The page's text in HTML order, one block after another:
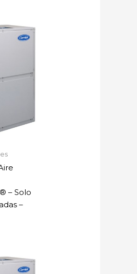
– Solo
–